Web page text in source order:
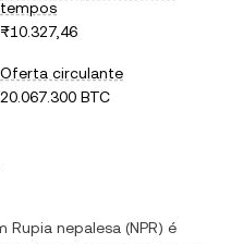
tempos
₨10.327,46
Oferta circulante
20.067.300 BTC
Rupia nepalesa (NPR) é